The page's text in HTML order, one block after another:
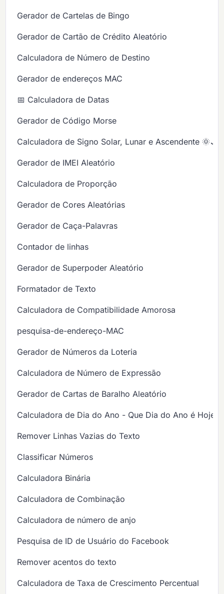
Gerador de Cartelas de Bingo
Gerador de Cartão de Crédito Aleatório
Calculadora de Número de Destino
Gerador de endereços MAC
📅 Calculadora de Datas
Gerador de Código Morse
Calculadora de Signo Solar, Lunar e Ascendente
Gerador de IMEI Aleatório
Calculadora de Proporção
Gerador de Cores Aleatórias
Gerador de Caça-Palavras
Contador de linhas
Gerador de Superpoder Aleatório
Formatador de Texto
Calculadora de Compatibilidade Amorosa
pesquisa-de-endereço-MAC
Gerador de Números da Loteria
Calculadora de Número de Expressão
Gerador de Cartas de Baralho Aleatório
Calculadora de Dia do Ano - Que Dia do Ano é Hoje?
Remover Linhas Vazias do Texto
Classificar Números
Calculadora Binária
Calculadora de Combinação
Calculadora de número de anjo
Pesquisa de ID de Usuário do Facebook
Remover acentos do texto
Calculadora de Taxa de Crescimento Percentual